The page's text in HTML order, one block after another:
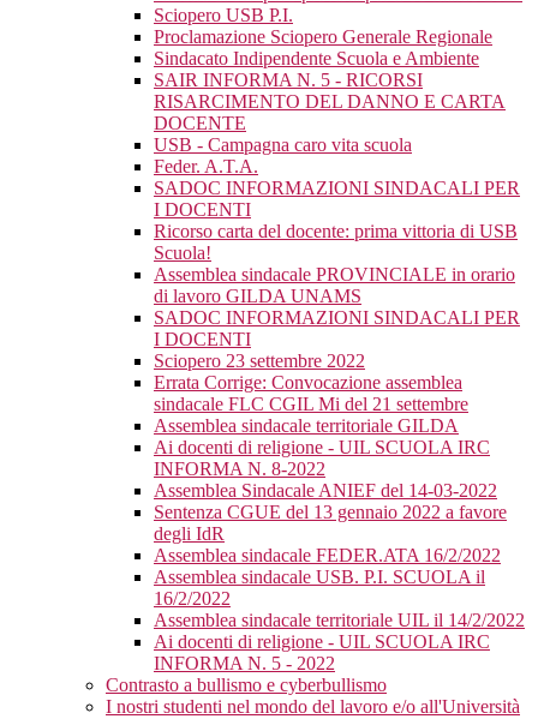
Sciopero USB P.I.
Proclamazione Sciopero Generale Regionale
Sindacato Indipendente Scuola e Ambiente
SAIR INFORMA N. 5 - RICORSI
RISARCIMENTO DEL DANNO E CARTA
DOCENTE
USB - Campagna caro vita scuola
Feder. A.T.A.
SADOC INFORMAZIONI SINDACALI PER
I DOCENTI
Ricorso carta del docente: prima vittoria di USB
Scuola!
Assemblea sindacale PROVINCIALE in orario
di lavoro GILDA UNAMS
SADOC INFORMAZIONI SINDACALI PER
I DOCENTI
Sciopero 23 settembre 2022
Errata Corrige: Convocazione assemblea
sindacale FLC CGIL Mi del 21 settembre
Assemblea sindacale territoriale GILDA
Ai docenti di religione - UIL SCUOLA IRC
INFORMA N. 8-2022
Assemblea Sindacale ANIEF del 14-03-2022
Sentenza CGUE del 13 gennaio 2022 a favore
degli IdR
Assemblea sindacale FEDER.ATA 16/2/2022
Assemblea sindacale USB. P.I. SCUOLA il
16/2/2022
Assemblea sindacale territoriale UIL il 14/2/2022
Ai docenti di religione - UIL SCUOLA IRC
INFORMA N. 5 - 2022
Contrasto a bullismo e cyberbullismo
I nostri studenti nel mondo del lavoro e/o all'Università